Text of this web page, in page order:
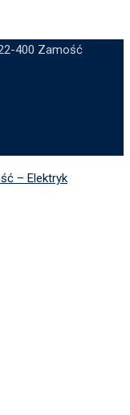
400 Zamość